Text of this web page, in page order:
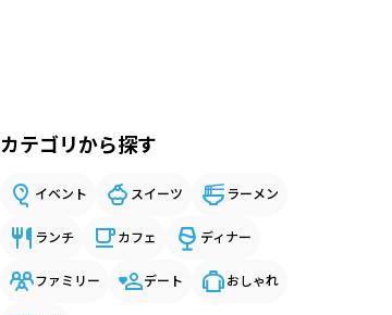
カテゴリから探す
イベント スイーツ ラーメン
ランチ カフェ ディナー
ファミリー デート おしゃれ